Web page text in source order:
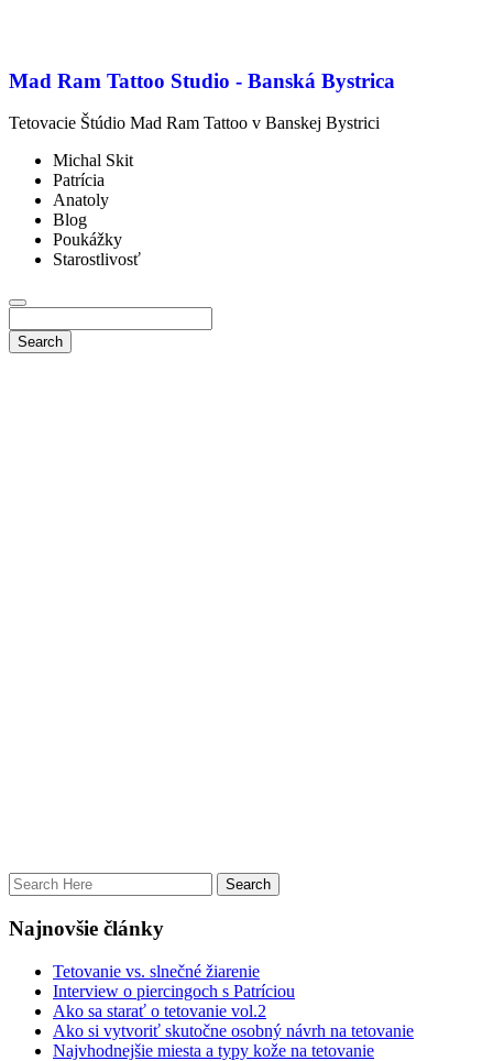
Mad Ram Tattoo Studio - Banská Bystrica
Tetovacie Štúdio Mad Ram Tattoo v Banskej Bystrici
Michal Skit
Patrícia
Anatoly
Blog
Poukážky
Starostlivosť
Najnovšie články
Tetovanie vs. slnečné žiarenie
Interview o piercingoch s Patríciou
Ako sa starať o tetovanie vol.2
Ako si vytvoriť skutočne osobný návrh na tetovanie
Najvhodnejšie miesta a typy kože na tetovanie